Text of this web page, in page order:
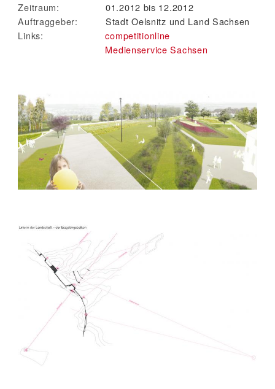
Zeitraum:
01.2012 bis 12.2012
Auftraggeber:
Stadt Oelsnitz und Land Sachsen
Links:
competitionline
Medienservice Sachsen